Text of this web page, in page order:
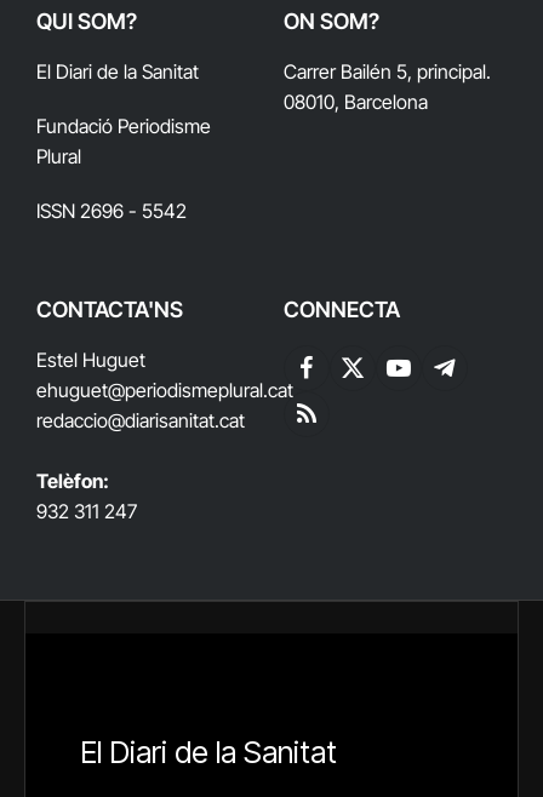
QUI SOM?
El Diari de la Sanitat
Fundació Periodisme
Plural
ISSN 2696 - 5542
ON SOM?
Carrer Bailén 5, principal.
08010, Barcelona
CONTACTA'NS
Estel Huguet
ehuguet@periodismeplural.cat
redaccio@diarisanitat.cat
Telèfon:
932 311 247
CONNECTA
Facebook
X
YouTubeTelegram
RSS